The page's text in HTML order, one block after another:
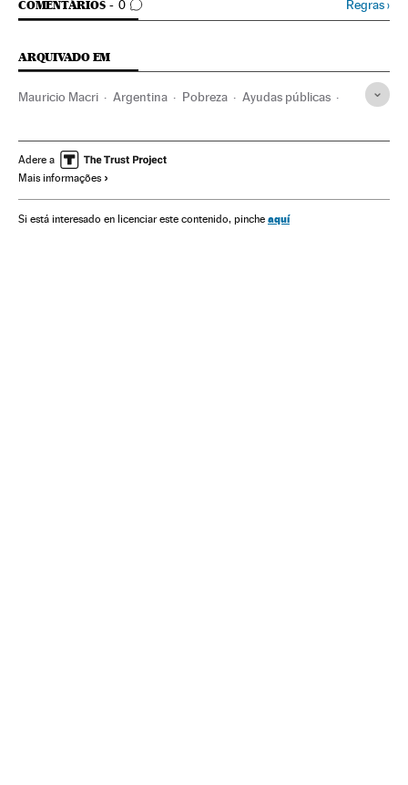
COMENTÁRIOS 0
COMENTÁRIOS Regras›
ARQUIVADO EM
Mauricio Macri Argentina Pobreza Ayudas públicas
América Latina Finanças públicas
Problemas sociais
Adere a
Mais informações
Si está interesado en licenciar este contenido, pinche aquí